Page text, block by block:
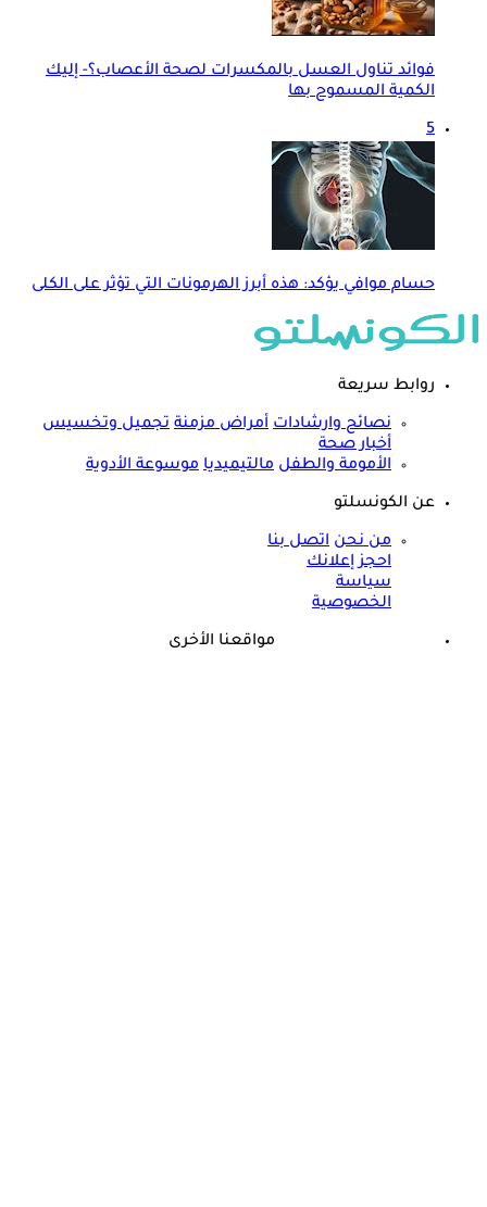
فوائد تناول العسل بالمكسرات لصحة الأعصاب؟- إليك
الكمية المسموح بها
5
حسام موافي يؤكد: هذه أبرز الهرمونات التي تؤثر على الكلى
روابط سريعة
نصائح وارشادات أمراض مزمنة تجميل وتخسيس
أخبار صحة
الأمومة والطفل مالتيميديا موسوعة الأدوية
عن الكونسلتو
من نحن اتصل بنا
احجز إعلانك
سياسة
الخصوصية
مواقعنا الأخرى